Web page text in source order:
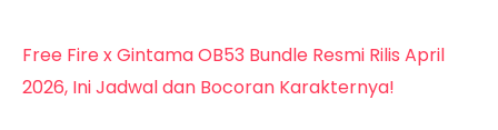
Free Fire x Gintama OB53 Bundle Resmi Rilis April
2026, Ini Jadwal dan Bocoran Karakternya!